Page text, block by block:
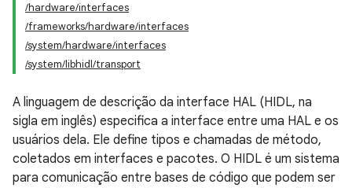
/hardware/interfaces
/frameworks/hardware/interfaces
/system/hardware/interfaces
/system/libhidl/transport
A linguagem de descrição da interface HAL (HIDL, na
sigla em inglês) especifica a interface entre uma HAL e os
usuários dela. Ele define tipos e chamadas de método,
coletados em interfaces e pacotes. O HIDL é um sistema
para comunicação entre bases de código que podem ser